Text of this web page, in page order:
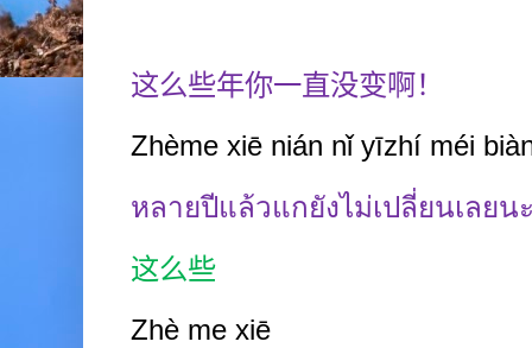
这么些年你一直没变啊！
Zhème xiē nián nǐ yīzhí méi
หลายปีแล้วแกยังไม่เปลี่ยนเลยน
这么些
Zhè me xiē